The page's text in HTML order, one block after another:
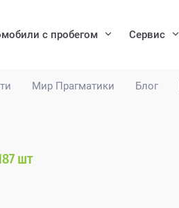
Мир Прагматики Блог
с пробегом Сервис
шт